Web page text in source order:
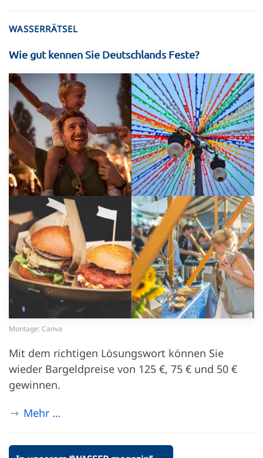
WASSERRÄTSEL
Wie gut kennen Sie Deutschlands Feste?
Montage: Canva
Mit dem richtigen Lösungswort können Sie
wieder Bargeldpreise von 125 €, 75 € und 50 €
gewinnen.
Mehr …